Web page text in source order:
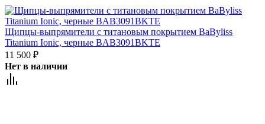
Щипцы-выпрямители с титановым покрытием BaByliss
Titanium Ionic, черные BAB3091BKTE
11 500 ₽
Нет в наличии